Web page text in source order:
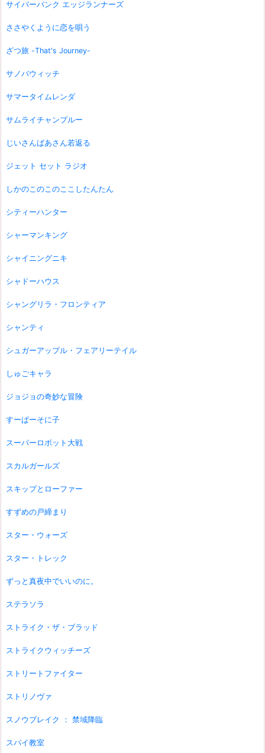
サイバーパンク エッジランナーズ
ささやくように恋を唄う
ざつ旅 -That's Journey-
サノバウィッチ
サマータイムレンダ
サムライチャンプルー
じいさんばあさん若返る
ジェット セット ラジオ
しかのこのこのここしたんたん
シティーハンター
シャーマンキング
シャイニングニキ
シャドーハウス
シャングリラ・フロンティア
シャンティ
シュガーアップル・フェアリーテイル
しゅごキャラ
ジョジョの奇妙な冒険
すーぱーそに子
スーパーロボット大戦
スカルガールズ
スキップとローファー
すずめの戸締まり
スター・ウォーズ
スター・トレック
ずっと真夜中でいいのに。
ステラソラ
ストライク・ザ・ブラッド
ストライクウィッチーズ
ストリートファイター
ストリノヴァ
スノウブレイク ： 禁域降臨
スパイ教室